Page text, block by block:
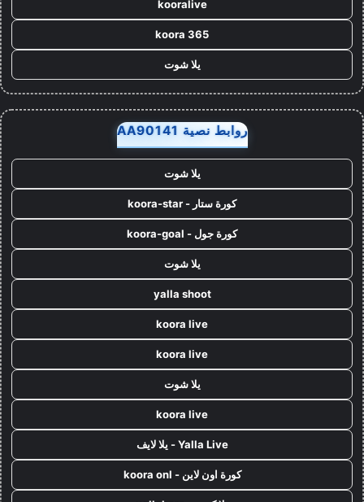
kooralive
koora 365
يلا شوت
روابط نصية AA90141
يلا شوت
كورة ستار - koora-star
كورة جول - koora-goal
يلا شوت
yalla shoot
koora live
koora live
يلا شوت
koora live
Yalla Live - يلا لايف
كورة اون لاين - koora onl